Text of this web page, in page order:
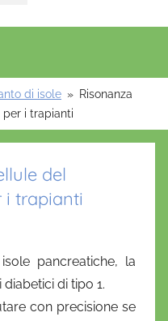
di isole
Risonanza
per i trapianti
del
i trapianti
pancreatiche, la
di tipo 1.
con precisione se